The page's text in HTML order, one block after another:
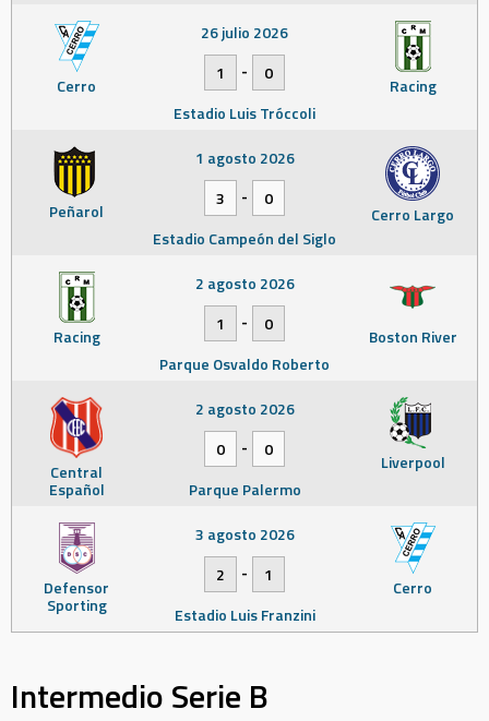
Cerro Racing
26 julio 2026
1
-
0
Estadio Luis Tróccoli
Peñarol Cerro Largo
1 agosto 2026
3
-
0
Estadio Campeón del Siglo
Racing Boston River
2 agosto 2026
1
-
0
Parque Osvaldo Roberto
Central
Español
Liverpool
2 agosto 2026
0
-
0
Parque Palermo
Defensor
Sporting
Cerro
3 agosto 2026
2
-
1
Estadio Luis Franzini
Intermedio Serie B